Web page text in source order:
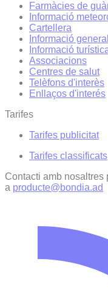
Farmàcies de
Informació
Cartellera
Informació general
Informació
Associacions
Centres de salut
Telèfons d'interès
Enllaços d'interés
Tarifes
Tarifes publicitat
Tarifes classificats
Contacti amb
a producte@bondia.ad